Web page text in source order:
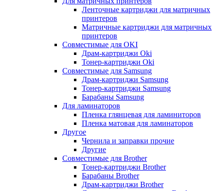
Ленточные картриджи для матричных
принтеров
Матричные картриджи для матричных
принтеров
Совместимые для OKI
Драм-картриджи Oki
Тонер-картриджи Oki
Совместимые для Samsung
Драм-картриджи Samsung
Тонер-картриджи Samsung
Барабаны Samsung
Для ламинаторов
Пленка глянцевая для ламиниторов
Пленка матовая для ламинаторов
Другое
Чернила и заправки прочие
Другие
Совместимые для Brother
Тонер-картриджи Brother
Барабаны Brother
Драм-картриджи Brother